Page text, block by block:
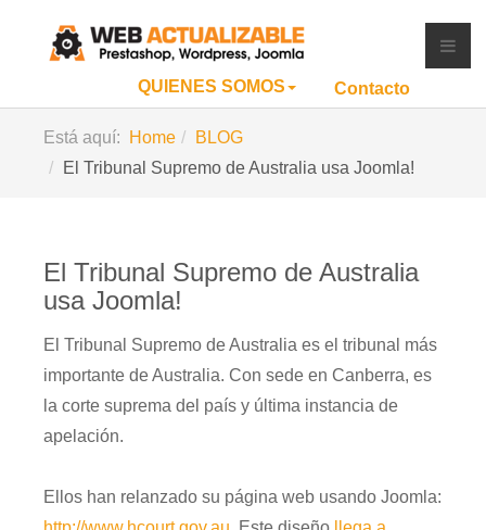
QUIENES SOMOS Contacto
Está aquí: Home
BLOG
El Tribunal Supremo de Australia usa Joomla!
El Tribunal Supremo de Australia
usa Joomla!
El Tribunal Supremo de Australia es el tribunal más
importante de Australia. Con sede en Canberra, es
la corte suprema del país y última instancia de
apelación.
Ellos han relanzado su página web usando Joomla: